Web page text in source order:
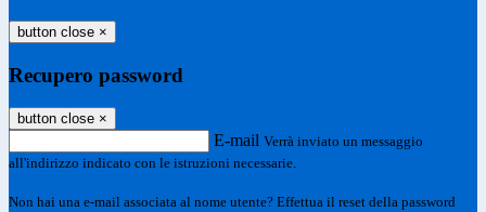
button close ×
Recupero password
button close ×
E-mail Verrà inviato un messaggio
all'indirizzo indicato con le istruzioni necessarie.
Non hai una e-mail associata al nome utente? Effettua il reset della password